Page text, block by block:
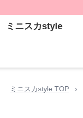
ミニスカstyle
ミニスカstyle TOP ›